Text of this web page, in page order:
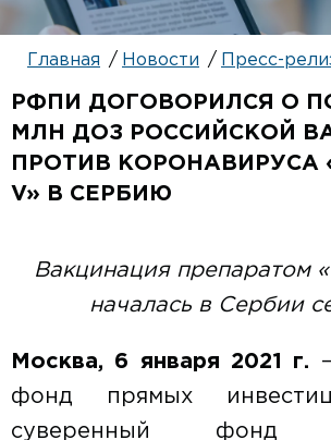
Главная Новости Пресс-
РФПИ ДОГОВОРИЛСЯ О
МЛН ДОЗ РОССИЙСКОЙ
ПРОТИВ КОРОНАВИРУСА
V» В СЕРБИЮ
Вакцинация препаратом
началась в Сербии
Москва, 6 января 2021 г.
фонд прямых
суверенный фонд